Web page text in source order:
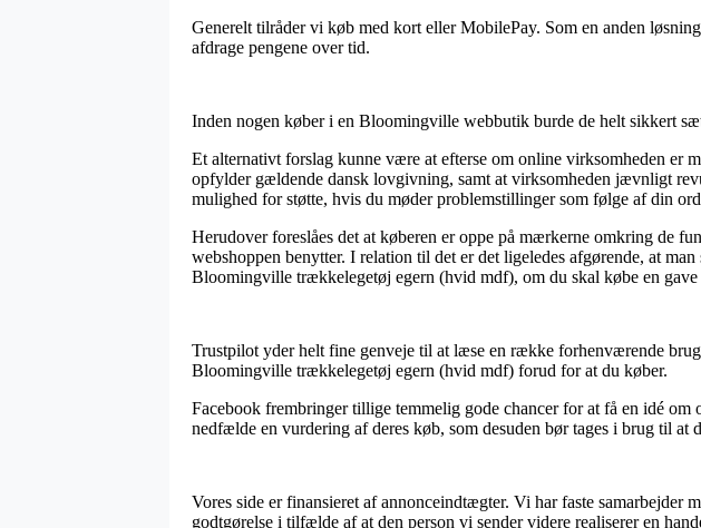
Generelt tilråder vi køb med kort eller MobilePay. Som en anden
afdrage pengene over tid.
Inden nogen køber i en Bloomingville webbutik burde de helt sikkert
Et alternativt forslag kunne være at efterse om online virksomheden er
opfylder gældende dansk lovgivning, samt at virksomheden jævnligt
mulighed for støtte, hvis du møder problemstillinger som følge af din
Herudover foreslåes det at køberen er oppe på mærkerne omkring de
webshoppen benytter. I relation til det er det ligeledes afgørende, at
Bloomingville trækkelegetøj egern (hvid mdf), om du skal købe en
Trustpilot yder helt fine genveje til at læse en række forhenværende
Bloomingville trækkelegetøj egern (hvid mdf) forud for at du køber.
Facebook frembringer tillige temmelig gode chancer for at få en idé
nedfælde en vurdering af deres køb, som desuden bør tages i brug til at
Vores side er finansieret af annonceindtægter. Vi har faste samarbejder
godtgørelse i tilfælde af at den person vi sender videre realiserer en